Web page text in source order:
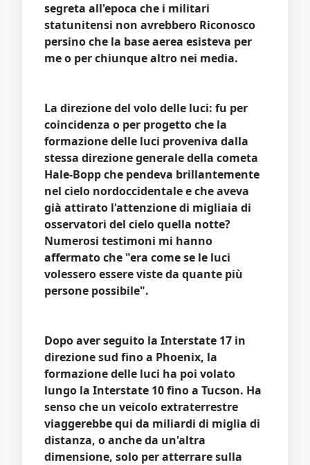
segreta all'epoca che i militari
statunitensi non avrebbero Riconosco
persino che la base aerea esisteva per
me o per chiunque altro nei media.
La direzione del volo delle luci: fu per
coincidenza o per progetto che la
formazione delle luci proveniva dalla
stessa direzione generale della cometa
Hale-Bopp che pendeva brillantemente
nel cielo nordoccidentale e che aveva
già attirato l'attenzione di migliaia di
osservatori del cielo quella notte?
Numerosi testimoni mi hanno
affermato che "era come se le luci
volessero essere viste da quante più
persone possibile".
Dopo aver seguito la Interstate 17 in
direzione sud fino a Phoenix, la
formazione delle luci ha poi volato
lungo la Interstate 10 fino a Tucson. Ha
senso che un veicolo extraterrestre
viaggerebbe qui da miliardi di miglia di
distanza, o anche da un'altra
dimensione, solo per atterrare sulla